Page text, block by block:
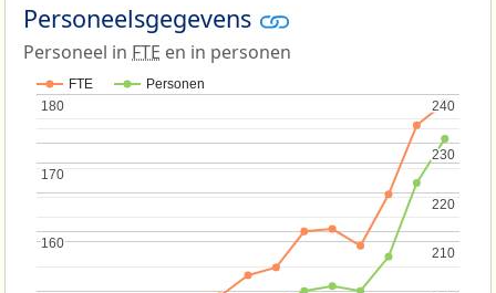
Personeelsgegevens
Personeel in FTE en in personen
FTE Personen
160
160
170
170
180
180
210
210
220
220
230
230
240
240